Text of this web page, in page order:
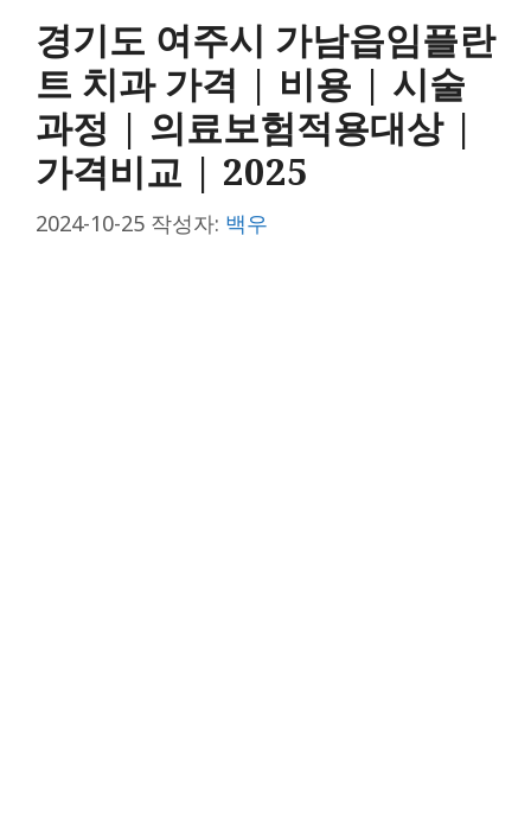
경기도 여주시 가남읍임플란
트 치과 가격 | 비용 | 시술
과정 | 의료보험적용대상 |
가격비교 | 2025
2024-10-25 작성자: 백우